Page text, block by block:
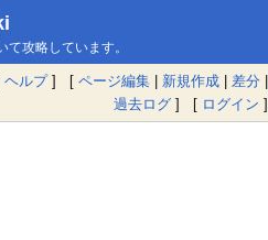
て攻略しています。
ヘルプ] [ ページ編集 | 新規作成 | 差分 |
過去ログ ] [ ログイン ]